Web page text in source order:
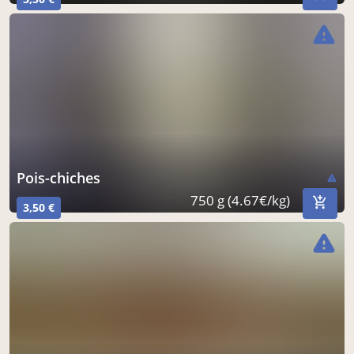
pois-chiches warning
3,50 € 750 g (4.67€/kg)
warning
warning